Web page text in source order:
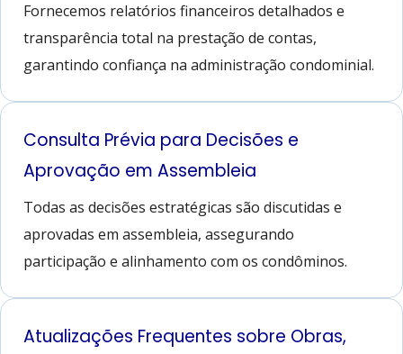
Fornecemos relatórios financeiros detalhados e
transparência total na prestação de contas,
garantindo confiança na administração condominial.
Consulta Prévia para Decisões e
Aprovação em Assembleia
Todas as decisões estratégicas são discutidas e
aprovadas em assembleia, assegurando
participação e alinhamento com os condôminos.
Atualizações Frequentes sobre Obras,